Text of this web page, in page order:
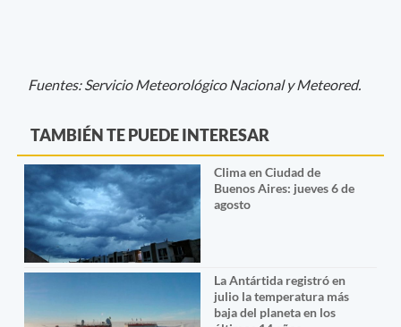
Fuentes: Servicio Meteorológico Nacional y Meteored.
TAMBIÉN TE PUEDE INTERESAR
Clima en Ciudad de
Buenos Aires: jueves 6 de
agosto
La Antártida registró en
julio la temperatura más
baja del planeta en los